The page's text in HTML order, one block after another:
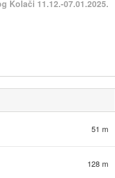
Kolači 11.12.-07.01.2025.
51 m
128 m